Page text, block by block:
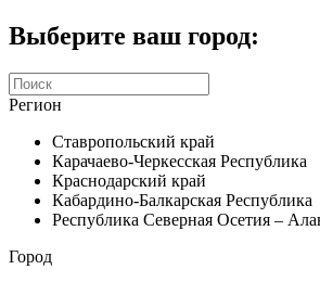
Выберите ваш город:
Регион
Ставропольский край
Карачаево-Черкесская Республика
Краснодарский край
Кабардино-Балкарская Республика
Республика Северная Осетия –
Город